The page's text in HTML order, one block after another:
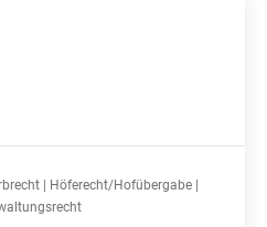
| Höferecht/Hofübergabe |